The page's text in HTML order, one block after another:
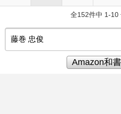
全152件中 1-10